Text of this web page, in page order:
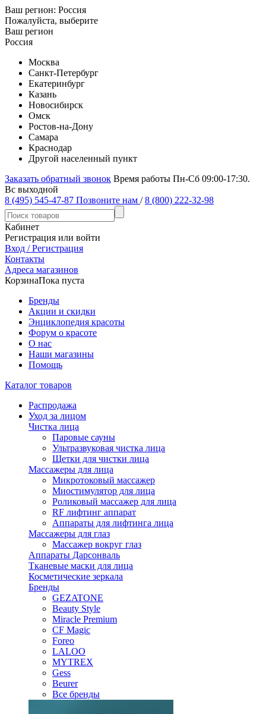
Ваш регион: Россия
Пожалуйста, выберите
Ваш регион
Россия
Москва
Санкт-Петербург
Екатеринбург
Казань
Новосибирск
Омск
Ростов-на-Дону
Самара
Краснодар
Другой населенный пункт
Заказать обратный звонок Время работы Пн-Сб 09:00-17:30.
Вс выходной
8 (495) 545-47-87 Позвоните нам / 8 (800) 222-32-98
Кабинет
Регистрация или войти
Вход / Регистрация
Контакты
Адреса магазинов
КорзинаПока пуста
Бренды
Акции и скидки
Энциклопедия красоты
Форум о красоте
О нас
Наши магазины
Помощь
Каталог товаров
Распродажа
Уход за лицом
Чистка лица
Паровые сауны
Ультразвуковая чистка лица
Щетки для чистки лица
Массажеры для лица
Микротоковый массажер
Миостимулятор для лица
Роликовый массажер для лица
RF лифтинг аппарат
Аппараты для лифтинга лица
Массажеры для глаз
Массажер вокруг глаз
Аппараты Дарсонваль
Тканевые маски для лица
Косметические зеркала
Бренды
GEZATONE
Beauty Style
Miracle Premium
CF Magic
Foreo
LALOO
MYTREX
Gess
Beurer
Все бренды